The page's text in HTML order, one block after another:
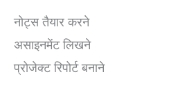
नोट्स तैयार करने
असाइनमेंट लिखने
प्रोजेक्ट रिपोर्ट बनाने